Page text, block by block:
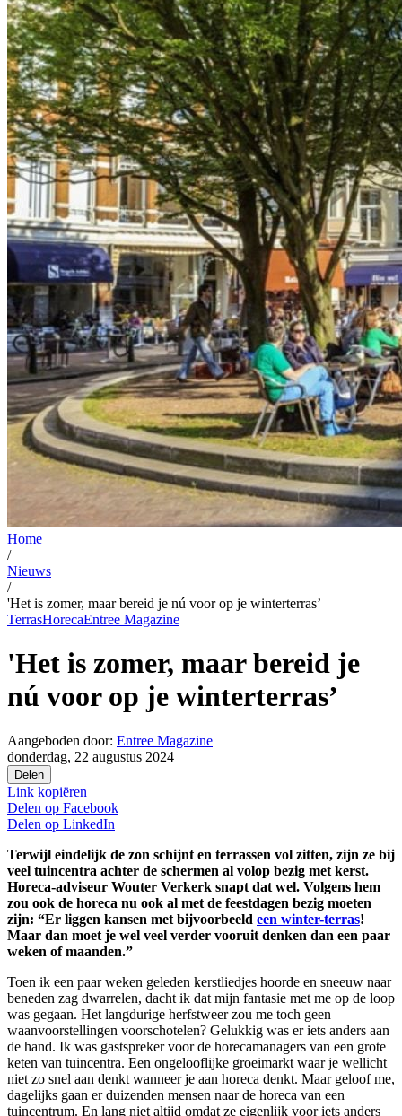
Home
/
Nieuws
/
'Het is zomer, maar bereid je nú voor op je winterterras’
TerrasHorecaEntree Magazine
'Het is zomer, maar bereid je
nú voor op je winterterras’
Aangeboden door: Entree Magazine
donderdag, 22 augustus 2024
Delen
Link kopiëren
Delen op Facebook
Delen op LinkedIn
Terwijl eindelijk de zon schijnt en terrassen vol zitten, zijn ze bij
veel tuincentra achter de schermen al volop bezig met kerst.
Horeca-adviseur Wouter Verkerk snapt dat wel. Volgens hem
zou ook de horeca nu ook al met de feestdagen bezig moeten
zijn: “Er liggen kansen met bijvoorbeeld een winter-terras!
Maar dan moet je wel veel verder vooruit denken dan een paar
weken of maanden.”
Toen ik een paar weken geleden kerstliedjes hoorde en sneeuw naar
beneden zag dwarrelen, dacht ik dat mijn fantasie met me op de loop
was gegaan. Het langdurige herfstweer zou me toch geen
waanvoorstellingen voorschotelen? Gelukkig was er iets anders aan
de hand. Ik was gastspreker voor de horecamanagers van een grote
keten van tuincentra. Een ongelooflijke groeimarkt waar je wellicht
niet zo snel aan denkt wanneer je aan horeca denkt. Maar geloof me,
dagelijks gaan er duizenden mensen naar de horeca van een
tuincentrum. En lang niet altijd omdat ze eigenlijk voor iets anders